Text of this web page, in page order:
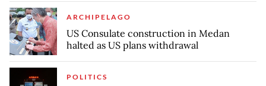
ARCHIPELAGO
US Consulate construction in Medan
halted as US plans withdrawal
POLITICS